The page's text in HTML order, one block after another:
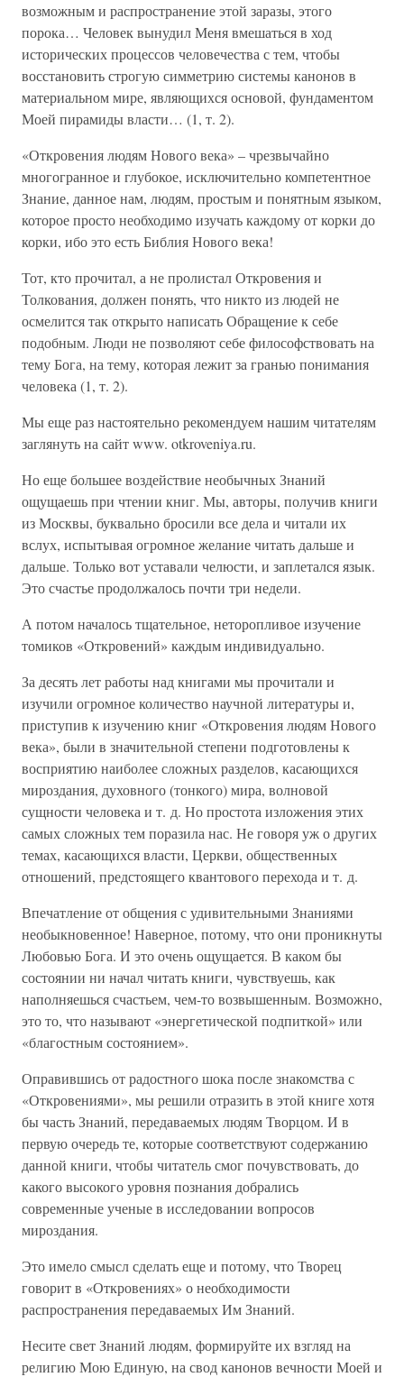
возможным и распространение этой заразы, этого
порока… Человек вынудил Меня вмешаться в ход
исторических процессов человечества с тем, чтобы
восстановить строгую симметрию системы канонов в
материальном мире, являющихся основой, фундаментом
Моей пирамиды власти… (1, т. 2).
«Откровения людям Нового века» – чрезвычайно
многогранное и глубокое, исключительно компетентное
Знание, данное нам, людям, простым и понятным языком,
которое просто необходимо изучать каждому от корки до
корки, ибо это есть Библия Нового века!
Тот, кто прочитал, а не пролистал Откровения и
Толкования, должен понять, что никто из людей не
осмелится так открыто написать Обращение к себе
подобным. Люди не позволяют себе философствовать на
тему Бога, на тему, которая лежит за гранью понимания
человека (1, т. 2).
Мы еще раз настоятельно рекомендуем нашим читателям
заглянуть на сайт www. otkroveniya.ru.
Но еще большее воздействие необычных Знаний
ощущаешь при чтении книг. Мы, авторы, получив книги
из Москвы, буквально бросили все дела и читали их
вслух, испытывая огромное желание читать дальше и
дальше. Только вот уставали челюсти, и заплетался язык.
Это счастье продолжалось почти три недели.
А потом началось тщательное, неторопливое изучение
томиков «Откровений» каждым индивидуально.
За десять лет работы над книгами мы прочитали и
изучили огромное количество научной литературы и,
приступив к изучению книг «Откровения людям Нового
века», были в значительной степени подготовлены к
восприятию наиболее сложных разделов, касающихся
мироздания, духовного (тонкого) мира, волновой
сущности человека и т. д. Но простота изложения этих
самых сложных тем поразила нас. Не говоря уж о других
темах, касающихся власти, Церкви, общественных
отношений, предстоящего квантового перехода и т. д.
Впечатление от общения с удивительными Знаниями
необыкновенное! Наверное, потому, что они проникнуты
Любовью Бога. И это очень ощущается. В каком бы
состоянии ни начал читать книги, чувствуешь, как
наполняешься счастьем, чем-то возвышенным. Возможно,
это то, что называют «энергетической подпиткой» или
«благостным состоянием».
Оправившись от радостного шока после знакомства с
«Откровениями», мы решили отразить в этой книге хотя
бы часть Знаний, передаваемых людям Творцом. И в
первую очередь те, которые соответствуют содержанию
данной книги, чтобы читатель смог почувствовать, до
какого высокого уровня познания добрались
современные ученые в исследовании вопросов
мироздания.
Это имело смысл сделать еще и потому, что Творец
говорит в «Откровениях» о необходимости
распространения передаваемых Им Знаний.
Несите свет Знаний людям, формируйте их взгляд на
религию Мою Единую, на свод канонов вечности Моей и